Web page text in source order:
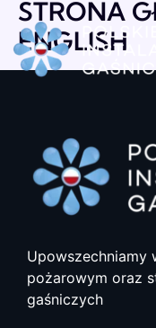
STRONA
ENGLISH
Upowszechniamy
pożarowym oraz
gaśniczych